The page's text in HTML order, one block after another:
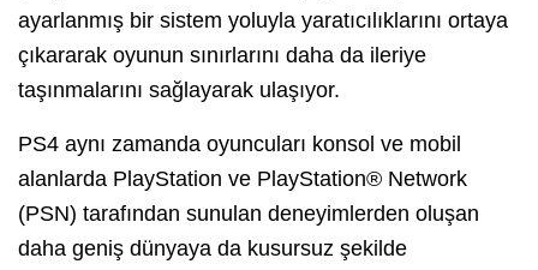
ayarlanmış bir sistem yoluyla yaratıcılıklarını ortaya
çıkararak oyunun sınırlarını daha da ileriye
taşınmalarını sağlayarak ulaşıyor.
PS4 aynı zamanda oyuncuları konsol ve mobil
alanlarda PlayStation ve PlayStation® Network
(PSN) tarafından sunulan deneyimlerden oluşan
daha geniş dünyaya da kusursuz şekilde